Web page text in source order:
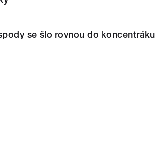
se šlo rovnou do koncentráku